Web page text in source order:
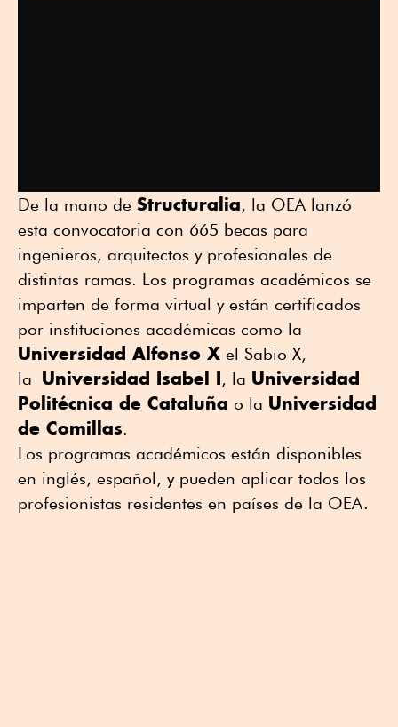
De la mano de Structuralia, la OEA lanzó
esta convocatoria con 665 becas para
ingenieros, arquitectos y profesionales de
distintas ramas. Los programas académicos se
imparten de forma virtual y están certificados
por instituciones académicas como la
Universidad Alfonso X el Sabio X,
la Universidad Isabel I, la Universidad
Politécnica de Cataluña o la Universidad
de Comillas.
Los programas académicos están disponibles
en inglés, español, y pueden aplicar todos los
profesionistas residentes en países de la OEA.